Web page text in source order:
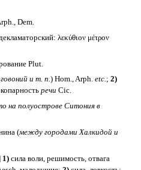
Dem.
λεκύθιον μέτρον
Plut.
и т. п.) Hom., Arph.etc.; 2)
речи Cic.
на полуострове Ситония в
(между городами Халкидой и
1)сила воли, решимость, отвага